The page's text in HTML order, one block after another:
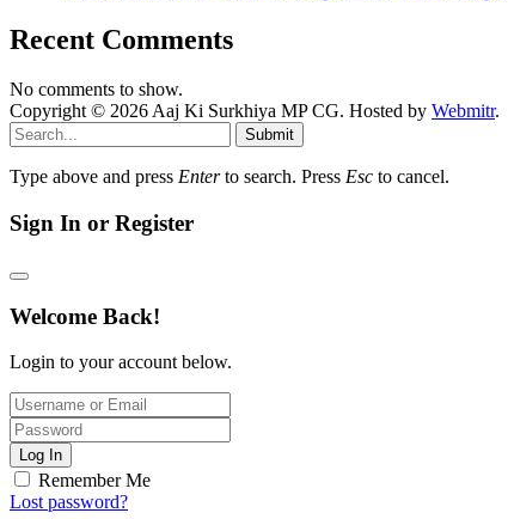
Recent Comments
No comments to show.
Copyright © 2026 Aaj Ki Surkhiya MP CG. Hosted by Webmitr.
Submit
Type above and press Enterto search. Press Esc to cancel.
Sign In or Register
Welcome Back!
Login to your account below.
Log In
Remember Me
Lost password?